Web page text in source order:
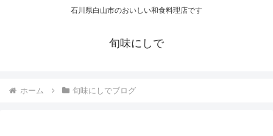
石川県白山市のおいしい和食料理店です
旬味にしで
ホーム 旬味にしでブログ